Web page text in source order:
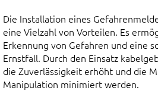
Die Installation eines
eine Vielzahl von Vorteilen. Es
Erkennung von Gefahren und eine
Ernstfall. Durch den Einsatz
die Zuverlässigkeit erhöht und die
Manipulation minimiert werden.